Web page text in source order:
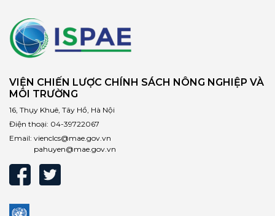
VIỆN CHIẾN LƯỢC CHÍNH SÁCH NÔNG NGHIỆP VÀ
MÔI TRƯỜNG
16, Thụy Khuê, Tây Hồ, Hà Nội
Điện thoại: 04-39722067
Email: vienclcs@mae.gov.vn
pahuyen@mae.gov.vn